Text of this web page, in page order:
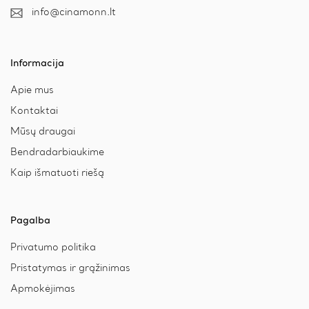
info@cinamonn.lt
Informacija
Apie mus
Kontaktai
Mūsų draugai
Bendradarbiaukime
Kaip išmatuoti riešą
Pagalba
Privatumo politika
Pristatymas ir grąžinimas
Apmokėjimas